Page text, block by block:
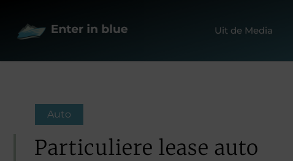
Uit de Media
Auto
Particuliere lease auto